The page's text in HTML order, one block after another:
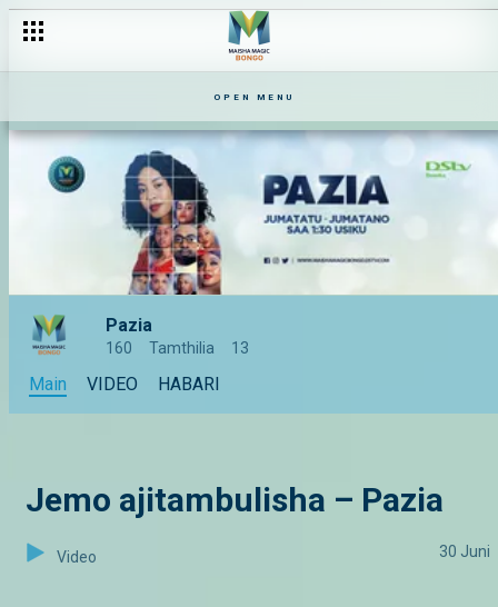
OPEN MENU
Pazia
160 Tamthilia 13
Main VIDEO HABARI
Jemo ajitambulisha – Pazia
Video 30 Juni